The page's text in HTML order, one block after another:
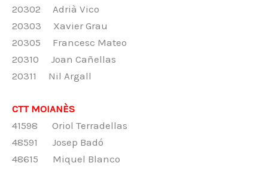
20302 Adrià Vico
20303 Xavier Grau
20305 Francesc Mateo
20310 Joan Cañellas
20311 Nil Argall
CTT MOIANÈS
41598 Oriol Terradellas
48591 Josep Badó
48615 Miquel Blanco